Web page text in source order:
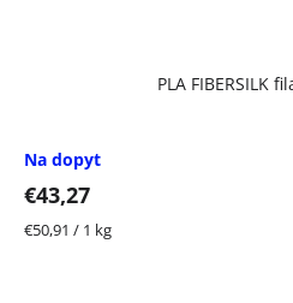
PLA FIBERSILK
Na dopyt
€43,27
Jednotková
€50,91 / 1 kg